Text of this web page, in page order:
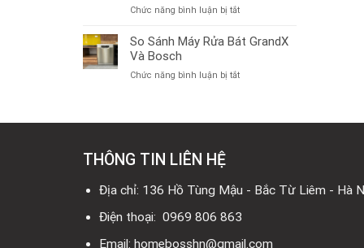
2026:
Nghệ
Hướng
Hiệu
Chức năng bình luận bị tắtở
sánh
Smooth
HS25-
540
So Sánh Máy Rửa Bát GrandX
Và Bosch
Chức năng bình luận bị tắtở
Bosch
THÔNG TIN LIÊN HỆ
Địa chỉ: 136 Hồ Tùng Mậu - Bắc Từ Liêm - Hà
Điện thoại: 0969 806 863
Email: homebosshn@gmail.com